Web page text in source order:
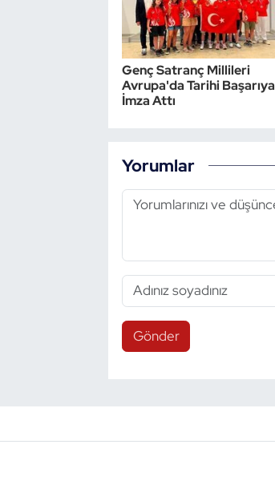
Genç Satranç Millileri
Avrupa'da Tarihi Başarıya
İmza Attı
Yorumlar
Gönder